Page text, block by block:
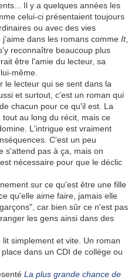
Il y a quelques années les
celui-ci présentaient toujours
ou avec des vies
dans les romans comme It,
reconnaître beaucoup plus
être l'amie du lecteur, sa
même.
le lecteur qui se sent dans la
et surtout, c'est un roman qui
chacun pour ce qu'il est. La
au long du récit, mais ce
L'intrigue est vraiment
C'est un peu
s'attend pas à ça, mais on
nécessaire pour que le déclic
sur ce qu'est être une fille
qu'elle aime faire, jamais elle
car bien sûr ce n'est pas
les gens ainsi dans des
simplement et vite. Un roman
dans un CDI de collège ou
La plus grande chance de